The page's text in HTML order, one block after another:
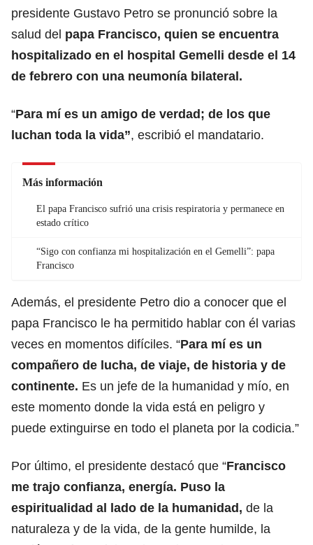
presidente Gustavo Petro se pronunció sobre la
salud del papa Francisco, quien se encuentra
hospitalizado en el hospital Gemelli desde el 14
de febrero con una neumonía bilateral.
“Para mí es un amigo de verdad; de los que
luchan toda la vida”, escribió el mandatario.
Más información
El papa Francisco sufrió una crisis respiratoria y permanece en
estado crítico
“Sigo con confianza mi hospitalización en el Gemelli”: papa
Francisco
Además, el presidente Petro dio a conocer que el
papa Francisco le ha permitido hablar con él varias
veces en momentos difíciles. “Para mí es un
compañero de lucha, de viaje, de historia y de
continente. Es un jefe de la humanidad y mío, en
este momento donde la vida está en peligro y
puede extinguirse en todo el planeta por la codicia.”
Por último, el presidente destacó que “Francisco
me trajo confianza, energía. Puso la
espiritualidad al lado de la humanidad, de la
naturaleza y de la vida, de la gente humilde, la